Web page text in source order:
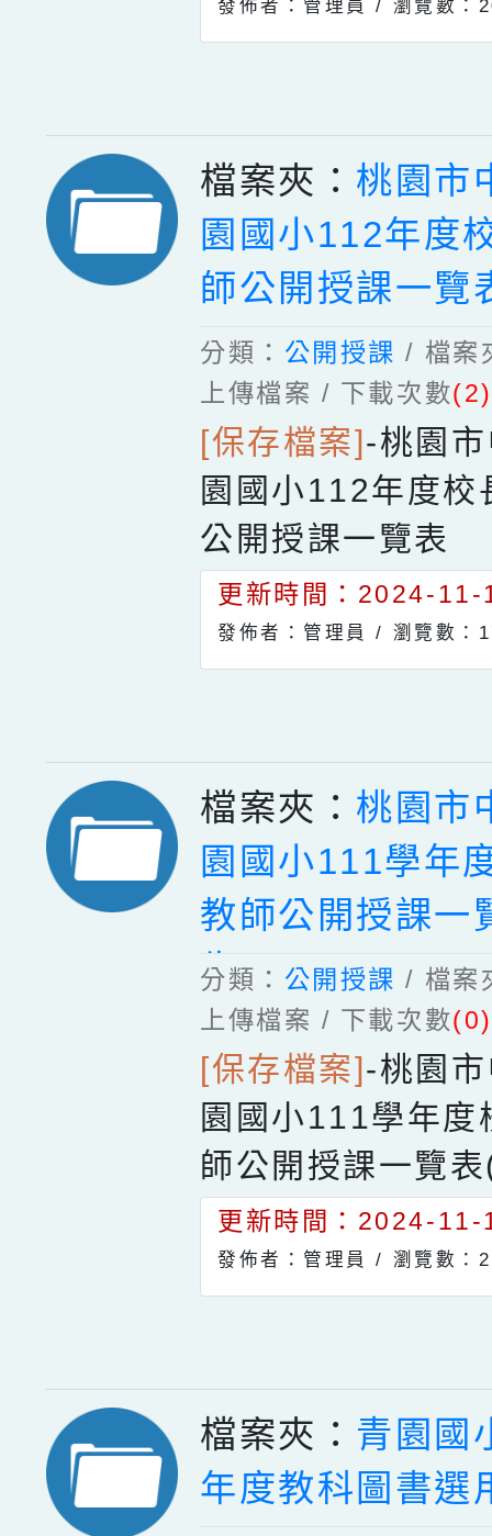
發佈者：管理員 / 瀏覽數：
檔案夾： 桃園市
園國小112年度
師公開授課一覽
分類： 公開授課 / 檔案
上傳檔案 / 下載次數(2)
[保存檔案]-桃園
園國小112年度校
公開授課一覽表
更新時間：2024-
發佈者：管理員 / 瀏覽數：
檔案夾： 桃園市
園國小111學年
教師公開授課一
告)
分類： 公開授課 / 檔案
上傳檔案 / 下載次數(0)
[保存檔案]-桃園
園國小111學年度
師公開授課一覽
更新時間：2024-
發佈者：管理員 / 瀏覽數：
檔案夾： 青園國
年度教科圖書選